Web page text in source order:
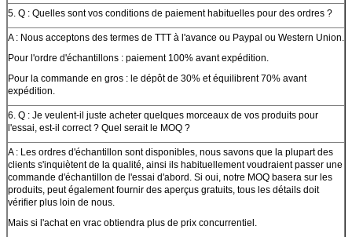
5. Q : Quelles sont vos conditions de paiement habituelles pour des ordres ?
A : Nous acceptons des termes de TTT à l'avance ou Paypal ou Western Union.
Pour l'ordre d'échantillons : paiement 100% avant expédition.
Pour la commande en gros : le dépôt de 30% et équilibrent 70% avant
expédition.
6. Q : Je veulent-il juste acheter quelques morceaux de vos produits pour
l'essai, est-il correct ? Quel serait le MOQ ?
A : Les ordres d'échantillon sont disponibles, nous savons que la plupart des
clients s'inquiètent de la qualité, ainsi ils habituellement voudraient passer une
commande d'échantillon de l'essai d'abord. Si oui, notre MOQ basera sur les
produits, peut également fournir des aperçus gratuits, tous les détails doit
vérifier plus loin de nous.
Mais si l'achat en vrac obtiendra plus de prix concurrentiel.